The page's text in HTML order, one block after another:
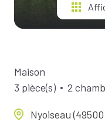
Maison
3 pièce(s)
2
Nyoiseau